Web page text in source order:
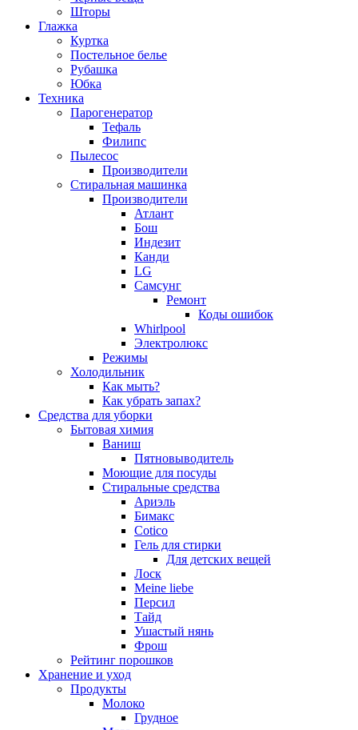
Шторы
Глажка
Куртка
Постельное белье
Рубашка
Юбка
Техника
Парогенератор
Тефаль
Филипс
Пылесос
Производители
Стиральная машинка
Производители
Атлант
Бош
Индезит
Канди
LG
Самсунг
Ремонт
Коды ошибок
Whirlpool
Электролюкс
Режимы
Холодильник
Как мыть?
Как убрать запах?
Средства для уборки
Бытовая химия
Ваниш
Пятновыводитель
Моющие для посуды
Стиральные средства
Ариэль
Бимакс
Cotico
Гель для стирки
Для детских вещей
Лоск
Meine liebe
Персил
Тайд
Ушастый нянь
Фрош
Рейтинг порошков
Хранение и уход
Продукты
Молоко
Грудное